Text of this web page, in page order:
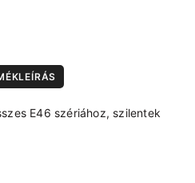
E46 szériához, szilentek